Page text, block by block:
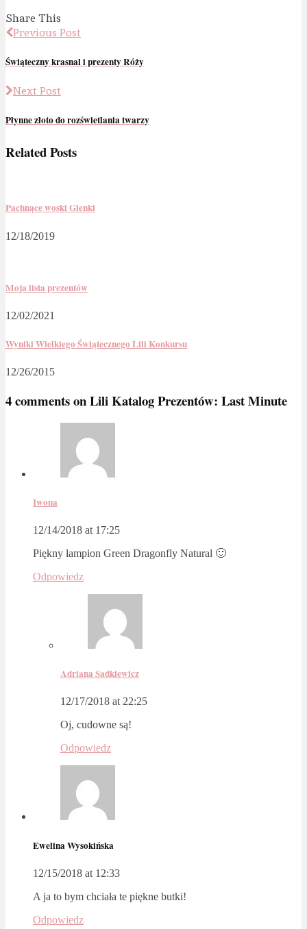
Share This
Previous Post
Świąteczny krasnal i prezenty Róży
Next Post
Płynne złoto do rozświetlania twarzy
Related Posts
Pachnące woski Gienki
12/18/2019
Moja lista prezentów
12/02/2021
Wyniki Wielkiego Świątecznego Lili Konkursu
12/26/2015
4 comments onLili Katalog Prezentów: Last Minute
Iwona
12/14/2018 at 17:25
Piękny lampion Green Dragonfly Natural 🙂
Odpowiedz
Adriana Sadkiewicz
12/17/2018 at 22:25
Oj, cudowne są!
Odpowiedz
Ewelina Wysokińska
12/15/2018 at 12:33
A ja to bym chciała te piękne butki!
Odpowiedz